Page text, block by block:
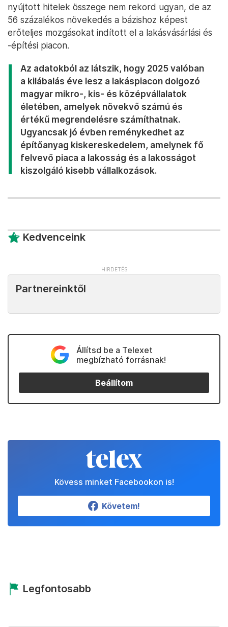
nyújtott hitelek összege nem rekord ugyan, de az
56 százalékos növekedés a bázishoz képest
erőteljes mozgásokat indított el a lakásvásárlási és
-építési piacon.
Az adatokból az látszik, hogy 2025 valóban
a kilábalás éve lesz a lakáspiacon dolgozó
magyar mikro-, kis- és középvállalatok
életében, amelyek növekvő számú és
értékű megrendelésre számíthatnak.
Ugyancsak jó évben reménykedhet az
építőanyag kiskereskedelem, amelynek fő
felvevő piaca a lakosság és a lakosságot
kiszolgáló kisebb vállalkozások.
Kedvenceink
Partnereinktől
Állítsd be a Telexet
megbízható forrásnak!
Beállítom
Kövess minket Facebookon is!
Követem!
Legfontosabb